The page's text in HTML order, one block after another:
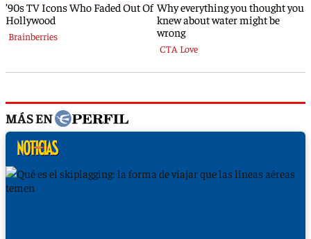
MÁS EN